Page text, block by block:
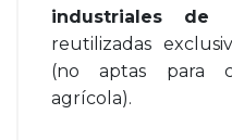
industriales de
reutilizadas
(no aptas para
agrícola).